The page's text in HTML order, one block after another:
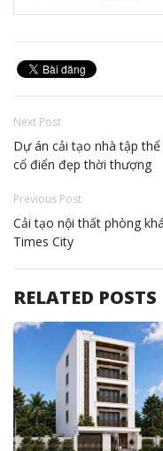
Next Post
Dự án cải tạo nhà tập
cổ điển đẹp thời thượng
Previous Post
Cải tạo nội thất phòng
Times City
RELATED POSTS